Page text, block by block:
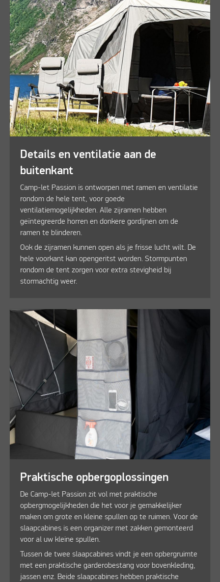
Details en ventilatie aan de
buitenkant
Camp-let Passion is ontworpen met ramen en ventilatie
rondom de hele tent, voor goede
ventilatiemogelijkheden. Alle zijramen hebben
geïntegreerde horren en donkere gordijnen om de
ramen te blinderen.
Ook de zijramen kunnen open als je frisse lucht wilt. De
hele voorkant kan opengeritst worden. Stormpunten
rondom de tent zorgen voor extra stevigheid bij
stormachtig weer.
Praktische opbergoplossingen
De Camp-let Passion zit vol met praktische
opbergmogelijkheden die het voor je gemakkelijker
maken om grote en kleine spullen op te ruimen. Voor de
slaapcabines is een organizer met zakken gemonteerd
voor al uw kleine spullen.
Tussen de twee slaapcabines vindt je een opbergruimte
met een praktische garderobestang voor bovenkleding,
jassen enz. Beide slaapcabines hebben praktische